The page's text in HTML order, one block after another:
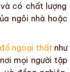
có chất lượng
ngôi nhà hoặc
ngoại thấtnhư
mọi người tập